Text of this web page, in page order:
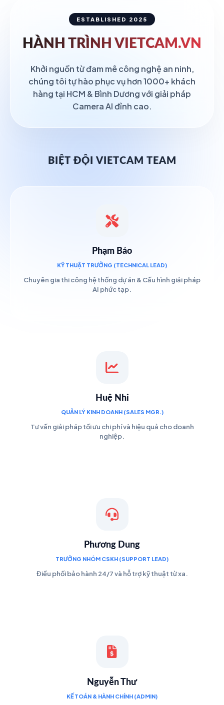
ESTABLISHED 2025
HÀNH TRÌNH VIETCAM.VN
Khởi nguồn từ đam mê công nghệ an ninh,
chúng tôi tự hào phục vụ hơn 1000+ khách
hàng tại HCM & Bình Dương với giải pháp
Camera AI đỉnh cao.
BIỆT ĐỘI VIETCAM TEAM
Phạm Bảo
KỸ THUẬT TRƯỞNG (TECHNICAL LEAD)
Chuyên gia thi công hệ thống dự án & Cấu hình giải pháp
AI phức tạp.
Huệ Nhi
QUẢN LÝ KINH DOANH (SALES MGR.)
Tư vấn giải pháp tối ưu chi phí và hiệu quả cho doanh
nghiệp.
Phương Dung
TRƯỞNG NHÓM CSKH (SUPPORT LEAD)
Điều phối bảo hành 24/7 và hỗ trợ kỹ thuật từ xa.
Nguyễn Thư
KẾ TOÁN & HÀNH CHÍNH (ADMIN)